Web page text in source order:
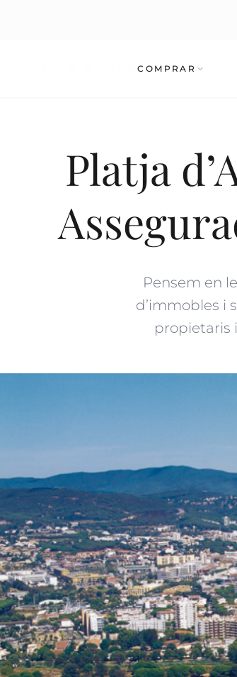
COMPRAR
Platja
Pensem en
d’immobles i
propietaris